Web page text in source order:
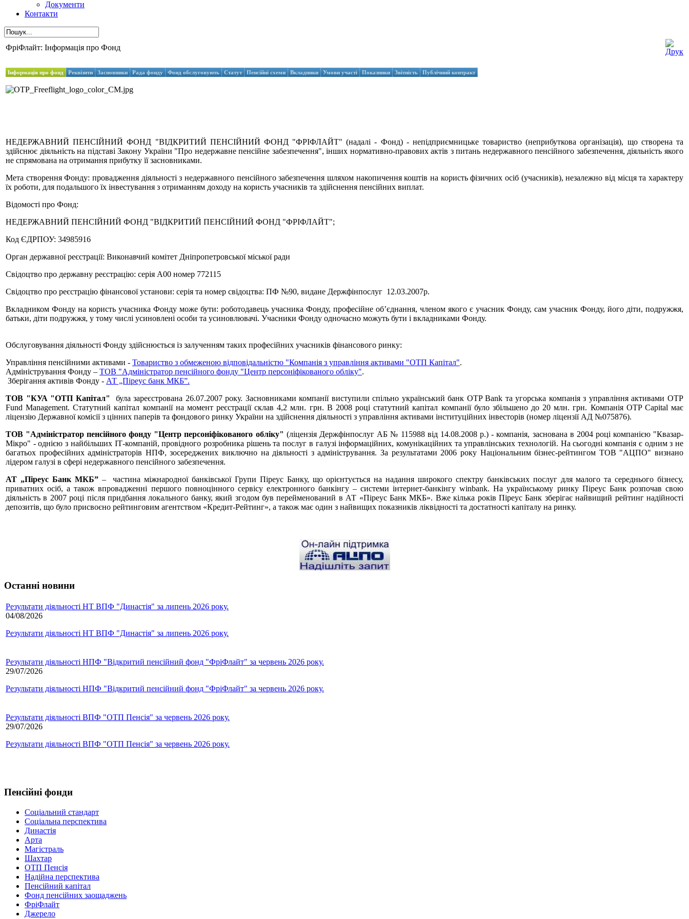
Документи
Контакти
ФріФлайт: Інформація про Фонд
Інформація про фонд Реквізити Засновники Рада фонду Фонд обслуговують Статут Пенсійні схеми Вкладники Умови участі Показники Звітність Публічний контракт
НЕДЕРЖАВНИЙ ПЕНСІЙНИЙ ФОНД "ВІДКРИТИЙ ПЕНСІЙНИЙ ФОНД "ФРІФЛАЙТ" (надалі - Фонд) - непідприємницьке товариство (неприбуткова організація), що створена та
здійснює діяльність на підставі Закону України "Про недержавне пенсійне забезпечення", інших нормативно-правових актів з питань недержавного пенсійного забезпечення, діяльність якого
не спрямована на отримання прибутку її засновниками.
Мета створення Фонду: провадження діяльності з недержавного пенсійного забезпечення шляхом накопичення коштів на користь фізичних осіб (учасників), незалежно від місця та характеру
їх роботи, для подальшого їх інвестування з отриманням доходу на користь учасників та здійснення пенсійних виплат.
Відомості про Фонд:
НЕДЕРЖАВНИЙ ПЕНСІЙНИЙ ФОНД "ВІДКРИТИЙ ПЕНСІЙНИЙ ФОНД "ФРІФЛАЙТ";
Код ЄДРПОУ: 34985916
Орган державної реєстрації: Виконавчий комітет Дніпропетровської міської ради
Свідоцтво про державну реєстрацію: серія А00 номер 772115
Свідоцтво про реєстрацію фінансової установи: серія та номер свідоцтва: ПФ №90, видане Держфінпослуг 12.03.2007р.
Вкладником Фонду на користь учасника Фонду може бути: роботодавець учасника Фонду, професійне об’єднання, членом якого є учасник Фонду, сам учасник Фонду, його діти, подружжя,
батьки, діти подружжя, у тому числі усиновлені особи та усиновлювачі. Учасники Фонду одночасно можуть бути і вкладниками Фонду.
Обслуговування діяльності Фонду здійснюється із залученням таких професійних учасників фінансового ринку:
Управління пенсійними активами - Товариство з обмеженою відповідальністю "Компанія з управління активами "ОТП Капітал".
Адміністрування Фонду – ТОВ "Адміністратор пенсійного фонду "Центр персоніфікованого обліку".
Зберігання активів Фонду - АТ „Піреус банк МКБ”.
ТОВ "КУА "ОТП Капітал" була зареєстрована 26.07.2007 року. Засновниками компанії виступили спільно український банк OTP Bank та угорська компанія з управління активами OTP
Fund Management. Статутний капітал компанії на момент реєстрації склав 4,2 млн. грн. В 2008 році статутний капітал компанії було збільшено до 20 млн. грн. Компанія OTP Capital має
ліцензію Державної комісії з цінних паперів та фондового ринку України на здійснення діяльності з управління активами інституційних інвесторів (номер ліцензії АД №075876).
ТОВ "Адміністратор пенсійного фонду "Центр персоніфікованого обліку" (ліцензія Держфінпослуг АБ № 115988 від 14.08.2008 р.) - компанія, заснована в 2004 році компанією "Квазар-
Мікро" - однією з найбільших ІТ-компаній, провідного розробника рішень та послуг в галузі інформаційних, комунікаційних та управлінських технологій. На сьогодні компанія є одним з не
багатьох професійних адміністраторів НПФ, зосереджених виключно на діяльності з адміністрування. За результатами 2006 року Національним бізнес-рейтингом ТОВ "АЦПО" визнано
лідером галузі в сфері недержавного пенсійного забезпечення.
АТ „Піреус Банк МКБ”– частина міжнародної банківської Групи Піреус Банку, що орієнтується на надання широкого спектру банківських послуг для малого та середнього бізнесу,
приватних осіб, а також впровадженні першого повноцінного сервісу електронного банкінгу – системи інтернет-банкінгу winbank. На українському ринку Піреус Банк розпочав свою
діяльність в 2007 році після придбання локального банку, який згодом був перейменований в АТ «Піреус Банк МКБ». Вже кілька років Піреус Банк зберігає найвищий рейтинг надійності
депозитів, що було присвоєно рейтинговим агентством «Кредит-Рейтинг», а також має один з найвищих показників ліквідності та достатності капіталу на ринку.
Останні новини
Результати діяльності НТ ВПФ "Династія" за липень 2026 року.
04/08/2026
Результати діяльності НТ ВПФ "Династія" за липень 2026 року.
Результати діяльності НПФ "Відкритий пенсійний фонд "ФріФлайт" за червень 2026 року.
29/07/2026
Результати діяльності НПФ "Відкритий пенсійний фонд "ФріФлайт" за червень 2026 року.
Результати діяльності ВПФ "ОТП Пенсія" за червень 2026 року.
29/07/2026
Результати діяльності ВПФ "ОТП Пенсія" за червень 2026 року.
Пенсійні фонди
Соціальний стандарт
Соціальна перспектива
Династія
Арта
Магістраль
Шахтар
ОТП Пенсія
Надійна перспектива
Пенсійний капітал
Фонд пенсійних заощаджень
ФріФлайт
Джерело